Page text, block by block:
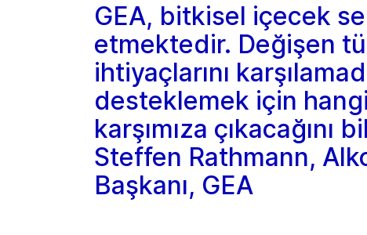
GEA, bitkisel içecek
etmektedir. Değişen
ihtiyaçlarını
desteklemek için
karşımıza çıkacağını
Steffen Rathmann,
Başkanı, GEA